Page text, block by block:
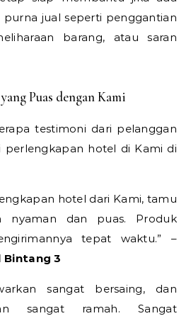
jual seperti penggantian
barang, atau saran
Puas dengan Kami
testimoni dari pelanggan
hotel di Kami di
hotel dari Kami, tamu
nyaman dan puas. Produk
tepat waktu.” –
Bintang 3
sangat bersaing, dan
sangat ramah. Sangat